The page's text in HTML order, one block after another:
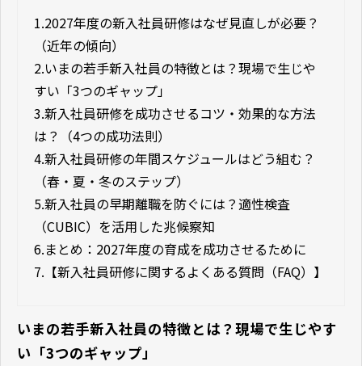
1.2027年度の新入社員研修はなぜ見直しが必要？
（近年の傾向）
2.いまの若手新入社員の特徴とは？現場で生じや
すい「3つのギャップ」
3.新入社員研修を成功させるコツ・効果的な方法
は？（4つの成功法則）
4.新入社員研修の年間スケジュールはどう組む？
（春・夏・冬のステップ）
5.新入社員の早期離職を防ぐには？適性検査
（CUBIC）を活用した兆候察知
6.まとめ：2027年度の育成を成功させるために
7. 【新入社員研修に関するよくある質問（FAQ）】
いまの若手新入社員の特徴とは？現場で生じやす
い「3つのギャップ」